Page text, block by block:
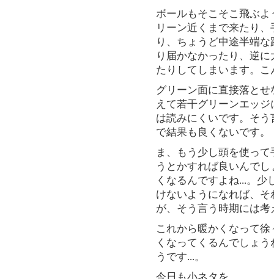
ボールもそこそこ飛ぶ
リーン近くまで来たり
り、ちょうど中途半端
り届かなかったり、逆
たりしてしまいます。
グリーン面に直接落と
えて若干グリーンエッ
は読みにくいです。そ
で結果も良くないです。
ま、もう少し頭を使っ
うとかすれば良いんで
くなるんですよね...。
けないようになれば、
が、そう言う時期には
これから暖かくなって
くなってくるんでしょ
うです...。